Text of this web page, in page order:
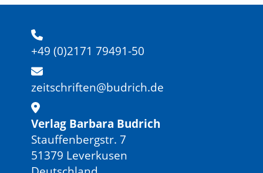
+49 (0)2171 79491-50
zeitschriften@budrich.de
Verlag Barbara Budrich
Stauffenbergstr. 7
51379 Leverkusen